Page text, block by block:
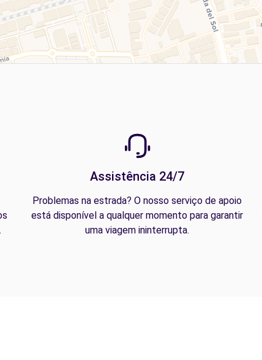
Assistência 24/7
Problemas na estrada? O nosso serviço de apoio
está disponível a qualquer momento para garantir
uma viagem ininterrupta.